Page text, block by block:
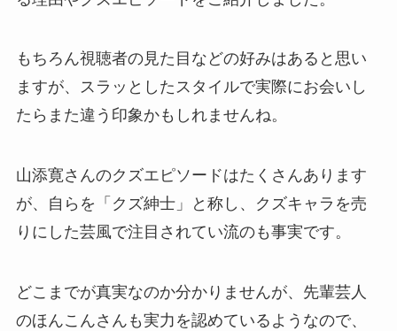
もちろん視聴者の見た目などの好みはあると思い
ますが、スラッとしたスタイルで実際にお会いし
たらまた違う印象かもしれませんね。
山添寛さんのクズエピソードはたくさんあります
が、自らを「クズ紳士」と称し、クズキャラを売
りにした芸風で注目されてい流のも事実です。
どこまでが真実なのか分かりませんが、先輩芸人
のほんこんさんも実力を認めているようなので、